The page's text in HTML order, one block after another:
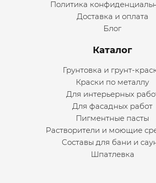
Политика
Доставка и оплата
Блог
Каталог
Грунтовка и грунт-
Краски по металлу
Для интерьерных
Для фасадных работ
Пигментные пасты
Растворители и моющие
Составы для бани и
Шпатлевка